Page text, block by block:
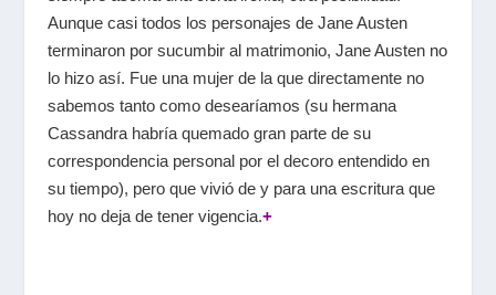
Aunque casi todos los personajes de Jane Austen
terminaron por sucumbir al matrimonio, Jane Austen no
lo hizo así. Fue una mujer de la que directamente no
sabemos tanto como desearíamos (su hermana
Cassandra habría quemado gran parte de su
correspondencia personal por el decoro entendido en
su tiempo), pero que vivió de y para una escritura que
hoy no deja de tener vigencia.+